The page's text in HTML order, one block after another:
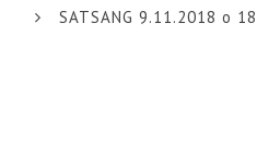
SATSANG 9.11.2018 o